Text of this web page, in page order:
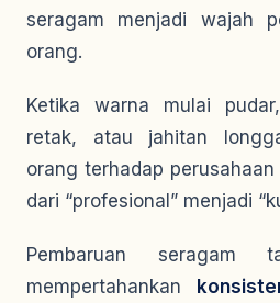
seragam menjadi wajah
orang.
Ketika warna mulai
retak, atau jahitan
orang terhadap
dari “profesional” menjadi
Pembaruan seragam
mempertahankan